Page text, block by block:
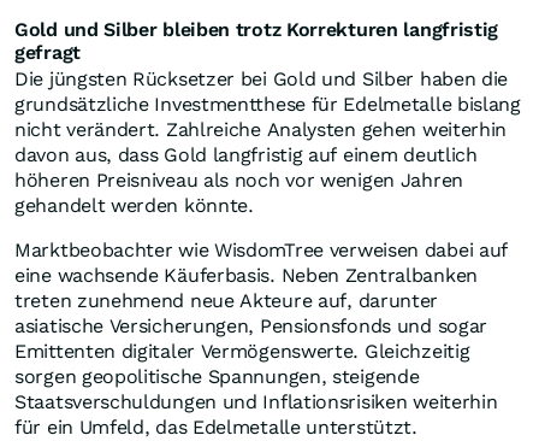
Gold und Silber bleiben trotz Korrekturen langfristig
gefragt
Die jüngsten Rücksetzer bei Gold und Silber haben die
grundsätzliche Investmentthese für Edelmetalle bislang
nicht verändert. Zahlreiche Analysten gehen weiterhin
davon aus, dass Gold langfristig auf einem deutlich
höheren Preisniveau als noch vor wenigen Jahren
gehandelt werden könnte.
Marktbeobachter wie WisdomTree verweisen dabei auf
eine wachsende Käuferbasis. Neben Zentralbanken
treten zunehmend neue Akteure auf, darunter
asiatische Versicherungen, Pensionsfonds und sogar
Emittenten digitaler Vermögenswerte. Gleichzeitig
sorgen geopolitische Spannungen, steigende
Staatsverschuldungen und Inflationsrisiken weiterhin
für ein Umfeld, das Edelmetalle unterstützt.